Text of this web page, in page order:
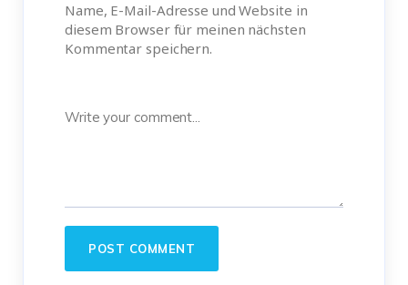
Name, E-Mail-Adresse und Website in
diesem Browser für meinen nächsten
Kommentar speichern.